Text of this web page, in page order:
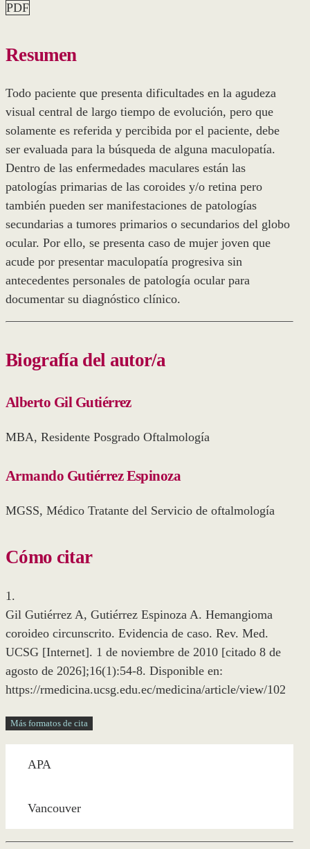
PDF
Resumen
Todo paciente que presenta dificultades en la agudeza
visual central de largo tiempo de evolución, pero que
solamente es referida y percibida por el paciente, debe
ser evaluada para la búsqueda de alguna maculopatía.
Dentro de las enfermedades maculares están las
patologías primarias de las coroides y/o retina pero
también pueden ser manifestaciones de patologías
secundarias a tumores primarios o secundarios del globo
ocular. Por ello, se presenta caso de mujer joven que
acude por presentar maculopatía progresiva sin
antecedentes personales de patología ocular para
documentar su diagnóstico clínico.
Biografía del autor/a
Alberto Gil Gutiérrez
MBA, Residente Posgrado Oftalmología
Armando Gutiérrez Espinoza
MGSS, Médico Tratante del Servicio de oftalmología
Cómo citar
1.
Gil Gutiérrez A, Gutiérrez Espinoza A. Hemangioma
coroideo circunscrito. Evidencia de caso. Rev. Med.
UCSG [Internet]. 1 de noviembre de 2010 [citado 8 de
agosto de 2026];16(1):54-8. Disponible en:
https://rmedicina.ucsg.edu.ec/medicina/article/view/102
Más formatos de cita
APA
Vancouver